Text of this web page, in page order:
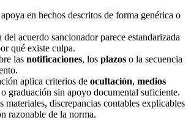
en hechos descritos de forma genérica o
acuerdo sancionador parece estandarizada
qué existe culpa.
las notificaciones, los plazos o la secuencia
aplica criterios de ocultación, medios
o graduación sin apoyo documental suficiente.
materiales, discrepancias contables explicables
razonable de la norma.